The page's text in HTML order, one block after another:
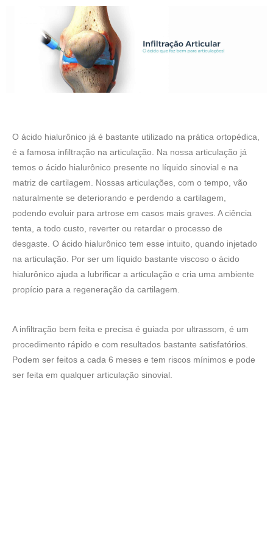
O ácido hialurônico já é bastante utilizado na prática ortopédica,
é a famosa infiltração na articulação. Na nossa articulação já
temos o ácido hialurônico presente no líquido sinovial e na
matriz de cartilagem. Nossas articulações, com o tempo, vão
naturalmente se deteriorando e perdendo a cartilagem,
podendo evoluir para artrose em casos mais graves. A ciência
tenta, a todo custo, reverter ou retardar o processo de
desgaste. O ácido hialurônico tem esse intuito, quando injetado
na articulação. Por ser um líquido bastante viscoso o ácido
hialurônico ajuda a lubrificar a articulação e cria uma ambiente
propício para a regeneração da cartilagem.
A infiltração bem feita e precisa é guiada por ultrassom, é um
procedimento rápido e com resultados bastante satisfatórios.
Podem ser feitos a cada 6 meses e tem riscos mínimos e pode
ser feita em qualquer articulação sinovial.